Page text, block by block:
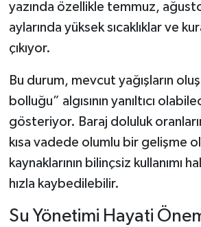
yazında özellikle temmuz,
aylarında yüksek sıcaklıklar ve
çıkıyor.
Bu durum, mevcut yağışların
bolluğu” algısının yanıltıcı
gösteriyor. Baraj doluluk
kısa vadede olumlu bir gelişme
kaynaklarının bilinçsiz kullanımı
hızla kaybedilebilir.
Su Yönetimi Hayati